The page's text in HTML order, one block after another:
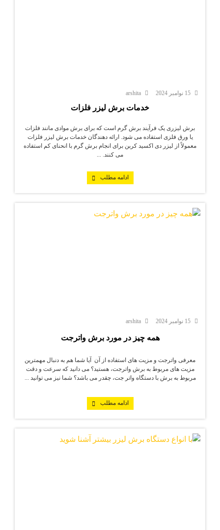
arshita
خدمات برش لیزر فلزات
برش لیزری یک فرآیند برش گرم است که برای برش موادی مانند فلزات
یا ورق فلزی استفاده می شود. ارائه دهندگان خدمات برش لیزر فلزات
معمولاً از لیزر دی اکسید کربن برای انجام برش گرم با انحنای کم استفاده
می کنند. ...
ادامه مطلب
arshita
همه چیز در مورد برش واترجت
معرفی واترجت و مزیت های استفاده از آن آیا شما هم به دنبال مهمترین
مزیت های مربوط به برش واترجت، هستید؟ می دانید که سرعت و دقت
مربوط به برش با دستگاه واتر جت، چقدر می باشد؟ شما نیز می توانید ...
ادامه مطلب